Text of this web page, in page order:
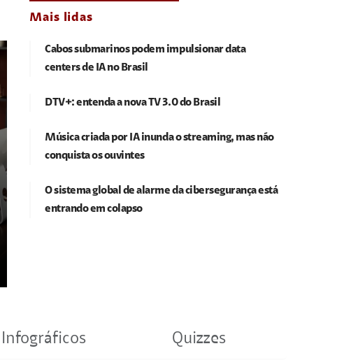
Mais lidas
Cabos submarinos podem impulsionar data
centers de IA no Brasil
DTV+: entenda a nova TV 3.0 do Brasil
Música criada por IA inunda o streaming, mas não
conquista os ouvintes
O sistema global de alarme da cibersegurança está
entrando em colapso
Infográficos Quizzes